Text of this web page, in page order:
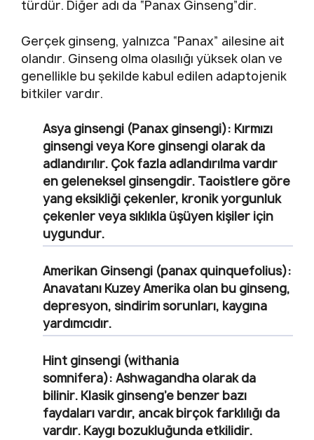
türdür. Diğer adı da “Panax Ginseng”dir.
Gerçek ginseng, yalnızca “Panax” ailesine ait
olandır. Ginseng olma olasılığı yüksek olan ve
genellikle bu şekilde kabul edilen adaptojenik
bitkiler vardır.
Asya ginsengi (Panax ginsengi): Kırmızı
ginsengi veya Kore ginsengi olarak da
adlandırılır. Çok fazla adlandırılma vardır
en geleneksel ginsengdir. Taoistlere göre
yang eksikliği çekenler, kronik yorgunluk
çekenler veya sıklıkla üşüyen kişiler için
uygundur.
Amerikan Ginsengi (panax quinquefolius):
Anavatanı Kuzey Amerika olan bu ginseng,
depresyon, sindirim sorunları, kaygına
yardımcıdır.
Hint ginsengi (withania
somnifera): Ashwagandha olarak da
bilinir. Klasik ginseng’e benzer bazı
faydaları vardır, ancak birçok farklılığı da
vardır. Kaygı bozukluğunda etkilidir.